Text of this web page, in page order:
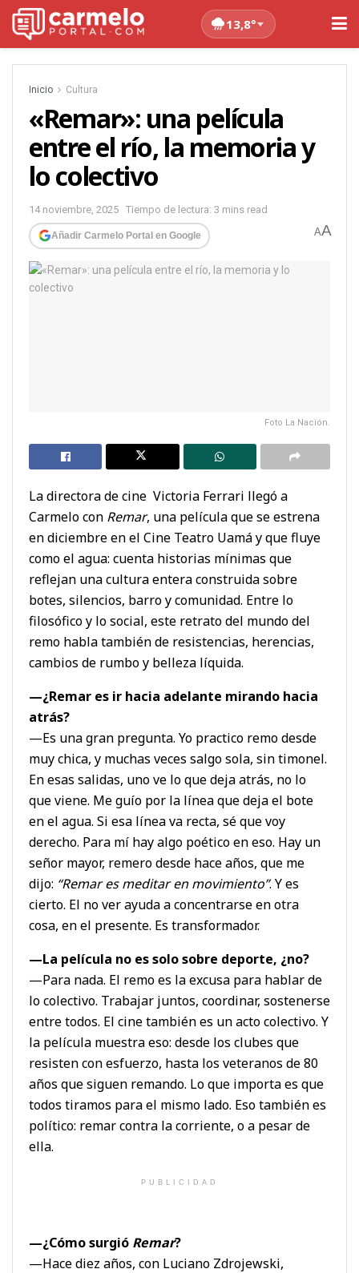
13,8°
Inicio Cultura
«Remar»: una película
entre el río, la memoria y
lo colectivo
14 noviembre, 2025 Tiempo de lectura: 3 mins read
Añadir Carmelo Portal en Google AA
Foto La Nación.
La directora de cine Victoria Ferrari llegó a
Carmelo con Remar, una película que se estrena
en diciembre en el Cine Teatro Uamá y que fluye
como el agua: cuenta historias mínimas que
reflejan una cultura entera construida sobre
botes, silencios, barro y comunidad. Entre lo
filosófico y lo social, este retrato del mundo del
remo habla también de resistencias, herencias,
cambios de rumbo y belleza líquida.
—¿Remar es ir hacia adelante mirando hacia
atrás?
—Es una gran pregunta. Yo practico remo desde
muy chica, y muchas veces salgo sola, sin timonel.
En esas salidas, uno ve lo que deja atrás, no lo
que viene. Me guío por la línea que deja el bote
en el agua. Si esa línea va recta, sé que voy
derecho. Para mí hay algo poético en eso. Hay un
señor mayor, remero desde hace años, que me
dijo: “Remar es meditar en movimiento”. Y es
cierto. El no ver ayuda a concentrarse en otra
cosa, en el presente. Es transformador.
—La película no es solo sobre deporte, ¿no?
—Para nada. El remo es la excusa para hablar de
lo colectivo. Trabajar juntos, coordinar, sostenerse
entre todos. El cine también es un acto colectivo. Y
la película muestra eso: desde los clubes que
resisten con esfuerzo, hasta los veteranos de 80
años que siguen remando. Lo que importa es que
todos tiramos para el mismo lado. Eso también es
político: remar contra la corriente, o a pesar de
ella.
PUBLICIDAD
—¿Cómo surgió Remar?
—Hace diez años, con Luciano Zdrojewski,